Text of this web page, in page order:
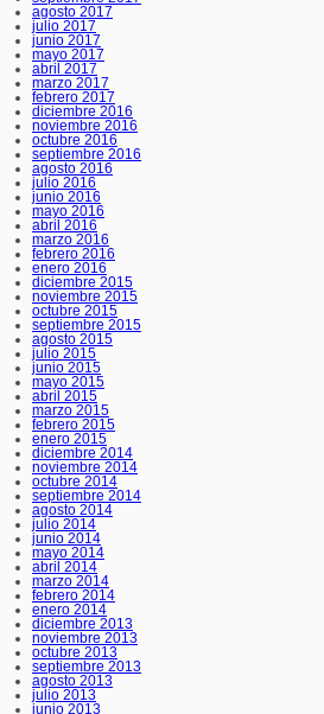
agosto 2017
julio 2017
junio 2017
mayo 2017
abril 2017
marzo 2017
febrero 2017
diciembre 2016
noviembre 2016
octubre 2016
septiembre 2016
agosto 2016
julio 2016
junio 2016
mayo 2016
abril 2016
marzo 2016
febrero 2016
enero 2016
diciembre 2015
noviembre 2015
octubre 2015
septiembre 2015
agosto 2015
julio 2015
junio 2015
mayo 2015
abril 2015
marzo 2015
febrero 2015
enero 2015
diciembre 2014
noviembre 2014
octubre 2014
septiembre 2014
agosto 2014
julio 2014
junio 2014
mayo 2014
abril 2014
marzo 2014
febrero 2014
enero 2014
diciembre 2013
noviembre 2013
octubre 2013
septiembre 2013
agosto 2013
julio 2013
junio 2013